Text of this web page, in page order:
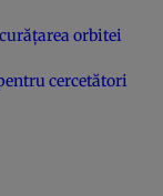
orbitei
cercetători